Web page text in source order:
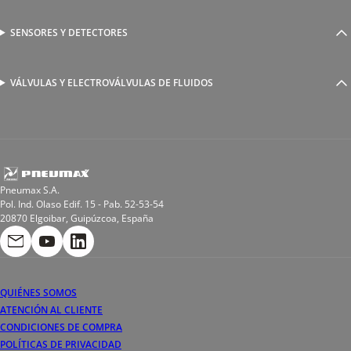
Reguladores de caudal
Racores para soldadura
Válvulas y electroválvulas
SENSORES Y DETECTORES
Detectores magnéticos
VÁLVULAS Y ELECTROVÁLVULAS DE FLUIDOS
Electroválvulas de acción directa
Bobinas
Pneumax S.A.
Pol. Ind. Olaso Edif. 15 - Pab. 52-53-54
20870 Elgoibar, Guipúzcoa, España
QUIÉNES SOMOS
ATENCIÓN AL CLIENTE
CONDICIONES DE COMPRA
POLÍTICAS DE PRIVACIDAD